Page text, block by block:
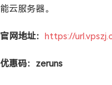
能云服务器。
官网地址： https://
优惠码：zeruns